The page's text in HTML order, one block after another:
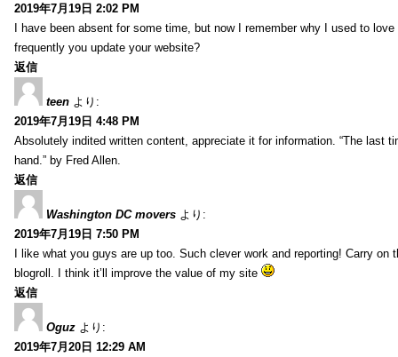
2019年7月19日 2:02 PM
I have been absent for some time, but now I remember why I used to
frequently you update your website?
返信
teen より:
2019年7月19日 4:48 PM
Absolutely indited written content, appreciate it for information. “The last
hand.” by Fred Allen.
返信
Washington DC movers より:
2019年7月19日 7:50 PM
I like what you guys are up too. Such clever work and reporting! Carry
blogroll. I think it’ll improve the value of my site
返信
Oguz より:
2019年7月20日 12:29 AM